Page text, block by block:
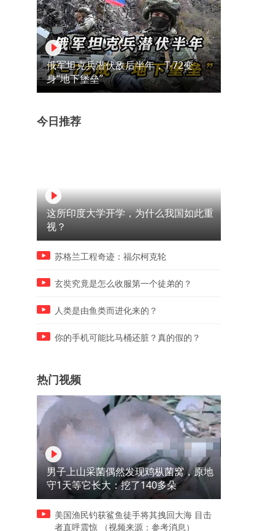
09:17
非洲风云——第十八章：枪口
8.5潜艇偷袭055成功？！谦
俄军坦克兵潜伏敌后半年，T-72变
身“地下堡垒”
今日推荐
这所印度大学开学，为什么我国如此重
视？
苏格兰工程奇迹：福尔柯克轮
玄奘究竟是怎么收服第一个徒弟的？
人类是由鱼类而进化来的？
你的手机可能比马桶还脏？真的假的？
热门视频
男子上山采菌偶然发现鸡枞菌窝，原地
守1天等它长大：挖了140多朵
美国渔民钓获鲨鱼徒手将其拽回大海 目击
者直呼震惊 （视频来源：参考消息）